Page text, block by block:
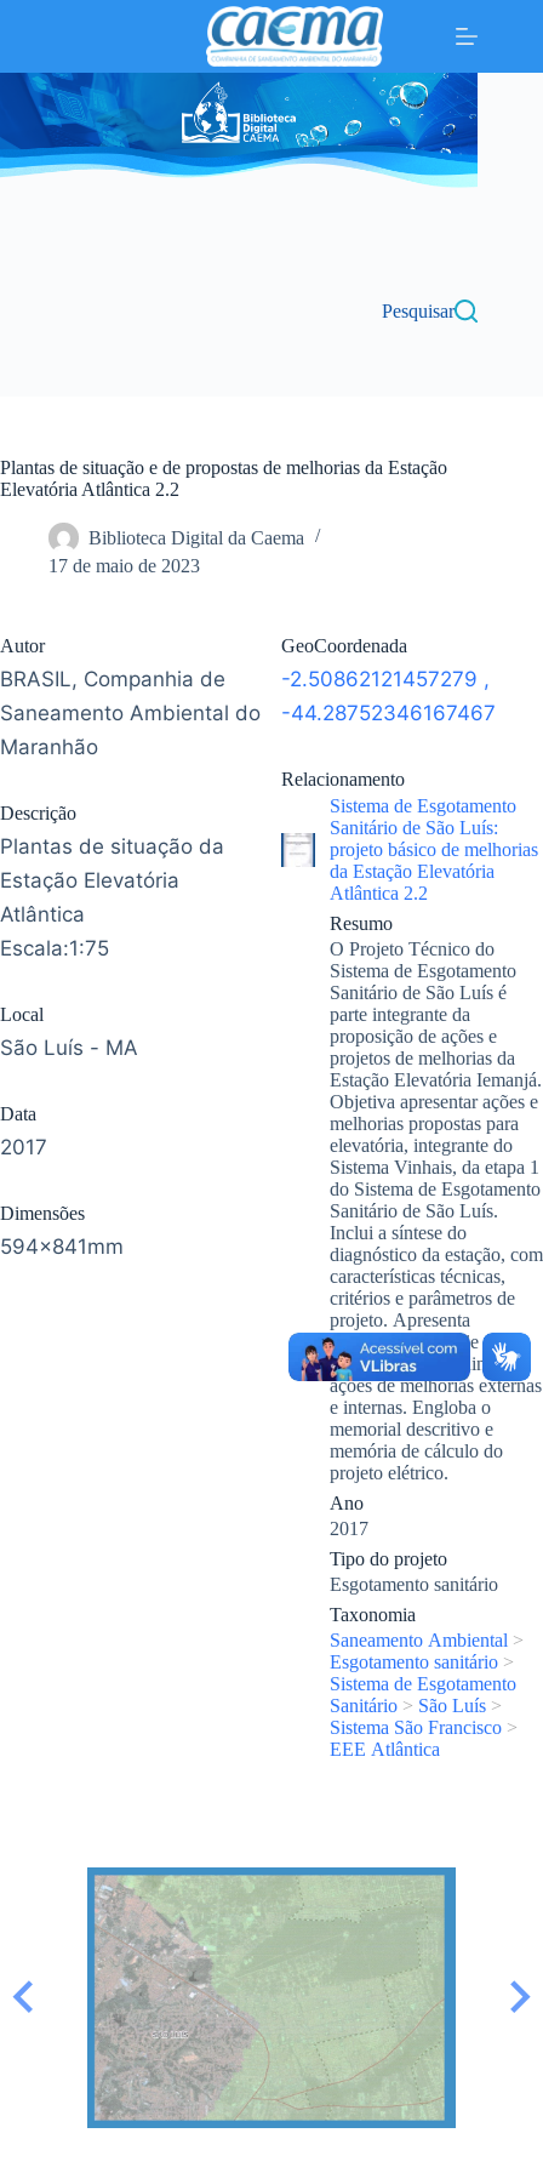
conteúdo
Pesquisar
Plantas de situação e de propostas de melhorias da Estação
Elevatória Atlântica 2.2
Biblioteca Digital da Caema
17 de maio de 2023
Autor
BRASIL, Companhia de
Saneamento Ambiental do
Maranhão
Descrição
Plantas de situação da
Estação Elevatória
Atlântica
Escala:1:75
Local
São Luís - MA
Data
2017
Dimensões
594x841mm
GeoCoordenada
-2.50862121457279 ,
-44.28752346167467
Relacionamento
Sistema de Esgotamento
Sanitário de São Luís:
projeto básico de melhorias
da Estação Elevatória
Atlântica 2.2
Resumo
O Projeto Técnico do
Sistema de Esgotamento
Sanitário de São Luís é
parte integrante da
proposição de ações e
projetos de melhorias da
Estação Elevatória Iemanjá.
Objetiva apresentar ações e
melhorias propostas para
elevatória, integrante do
Sistema Vinhais, da etapa 1
do Sistema de Esgotamento
Sanitário de São Luís.
Inclui a síntese do
diagnóstico da estação, com
características técnicas,
critérios e parâmetros de
projeto. Apresenta
condições gerais de
conservação, incluindo
ações de melhorias externas
e internas. Engloba o
memorial descritivo e
memória de cálculo do
projeto elétrico.
Ano
2017
Tipo do projeto
Esgotamento sanitário
Taxonomia
Saneamento Ambiental >
Esgotamento sanitário >
Sistema de Esgotamento
Sanitário > São Luís >
Sistema São Francisco >
EEE Atlântica